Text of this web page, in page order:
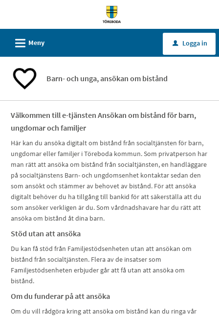
Töreboda
kommun
L Meny u Logga in
Barn- och unga, ansökan om bistånd
Välkommen till e-tjänsten Ansökan om bistånd för barn,
ungdomar och familjer
Här kan du ansöka digitalt om bistånd från socialtjänsten för barn,
ungdomar eller familjer i Töreboda kommun. Som privatperson har
man rätt att ansöka om bistånd från socialtjänsten, en handläggare
på socialtjänstens Barn- och ungdomsenhet kontaktar sedan den
som ansökt och stämmer av behovet av bistånd. För att ansöka
digitalt behöver du ha tillgång till bankid för att säkerställa att du
som ansöker verkligen är du. Som vårdnadshavare har du rätt att
ansöka om bistånd åt dina barn.
Stöd utan att ansöka
Du kan få stöd från Familjestödsenheten utan att ansökan om
bistånd från socialtjänsten. Flera av de insatser som
Familjestödsenheten erbjuder går att få utan att ansöka om
bistånd.
Om du funderar på att ansöka
Om du vill rådgöra kring att ansöka om bistånd kan du ringa vår